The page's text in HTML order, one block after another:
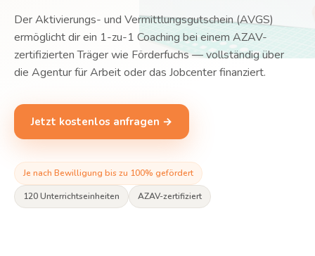
Der Aktivierungs- und Vermittlungsgutschein (AVGS)
ermöglicht dir ein 1-zu-1 Coaching bei einem AZAV-
zertifizierten Träger wie Förderfuchs — vollständig über
die Agentur für Arbeit oder das Jobcenter finanziert.
Jetzt kostenlos anfragen →
Je nach Bewilligung bis zu 100% gefördert
120 Unterrichtseinheiten AZAV-zertifiziert